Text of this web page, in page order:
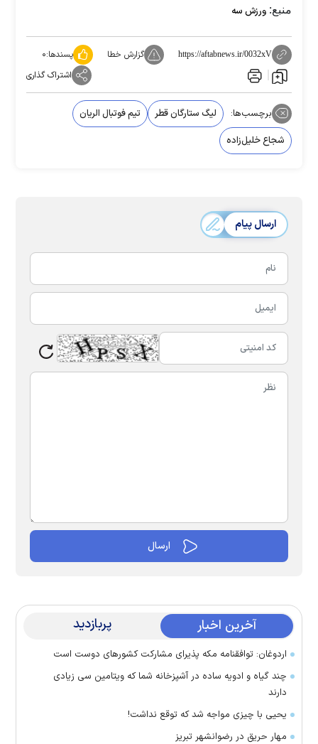
منبع: ورزش سه
https://aftabnews.ir/0032xV گزارش خطا پسندها:۰
اشتراک گذاری
برچسب‌ها: لیگ ستارگان قطر
تیم فوتبال الریان
شجاع خلیل‌زاده
ارسال پیام
آخرین اخبار پربازدید
اردوغان: توافقنامه مکه پذیرای مشارکت کشور‌های دوست است
چند گیاه و ادویه ساده در آشپزخانه شما که ویتامین سی زیادی
دارند
یحیی با چیزی مواجه شد که توقع نداشت!
مهار حریق در رضوانشهر تبریز